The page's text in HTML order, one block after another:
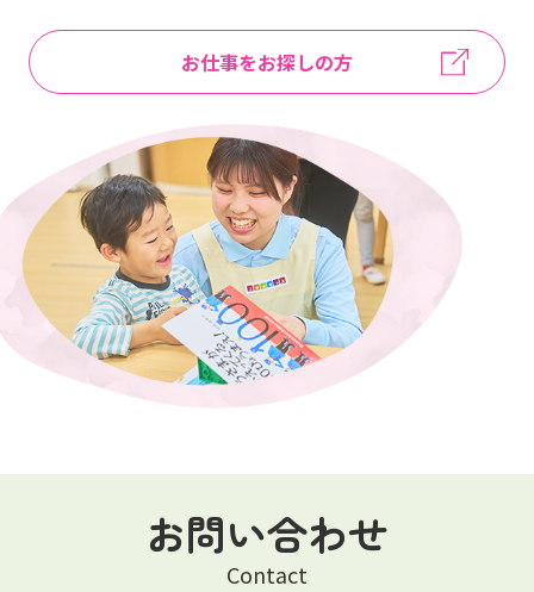
お仕事をお探しの方
お問い合わせ
Contact